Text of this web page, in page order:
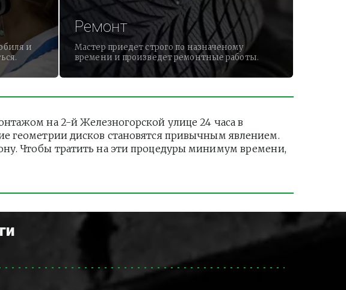
и
Ремонт
Мастер приедет строго по назначеному
времени и произведет ремонтные работы.
на 2-й Железногорской улице 24 часа в
геометрии дисков становятся привычным явлением.
Чтобы тратить на эти процедуры минимум времени,